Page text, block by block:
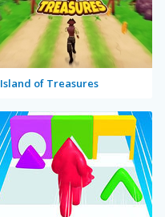
Island of Treasures